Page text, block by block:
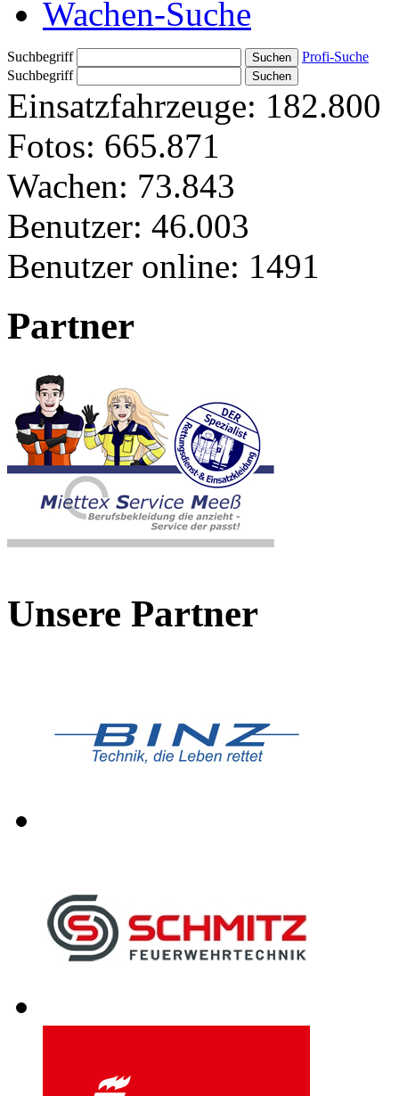
Wachen-Suche
Suchbegriff
Profi-Suche
Suchbegriff
Einsatzfahrzeuge: 182.800
Fotos: 665.871
Wachen: 73.843
Benutzer: 46.003
Benutzer online: 1491
Partner
Unsere Partner